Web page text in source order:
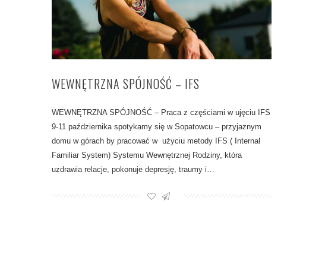
WEWNĘTRZNA SPÓJNOŚĆ – IFS
WEWNĘTRZNA SPÓJNOŚĆ – Praca z częściami w ujęciu IFS
9-11 października spotykamy się w Sopatowcu – przyjaznym
domu w górach by pracować w użyciu metody IFS ( Internal
Familiar System) Systemu Wewnętrznej Rodziny, która
uzdrawia relacje, pokonuje depresję, traumy i…